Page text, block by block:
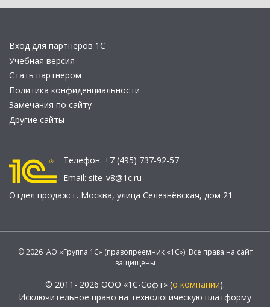
Вход для партнеров 1С
Учебная версия
Стать партнером
Политика конфиденциальности
Замечания по сайту
Другие сайты
Телефон: +7 (495) 737-92-57
Email: site_v8@1c.ru
Отдел продаж: г. Москва, улица Селезнёвская, дом 21
© 2026 АО «Группа 1С» (правопреемник «1С»). Все права на сайт
защищены
© 2011- 2026 ООО «1С-Софт» (о компании).
Исключительное право на технологическую платформу